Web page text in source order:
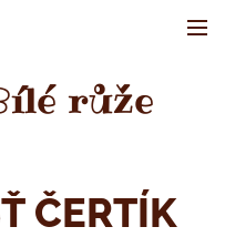
růže
ČERTÍK